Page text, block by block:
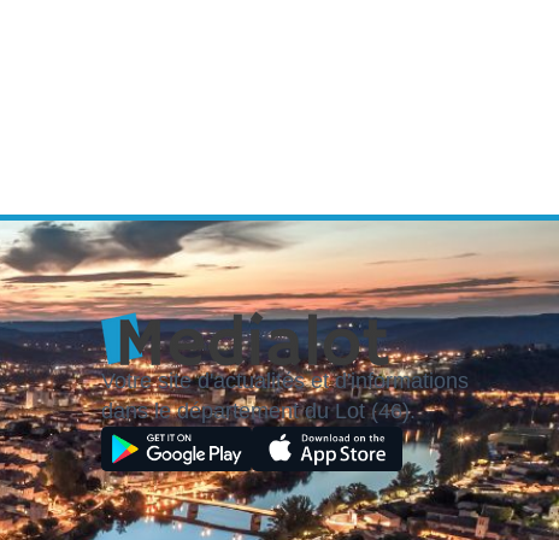
Votre site d'actualités et d'informations
dans le département du Lot (46).